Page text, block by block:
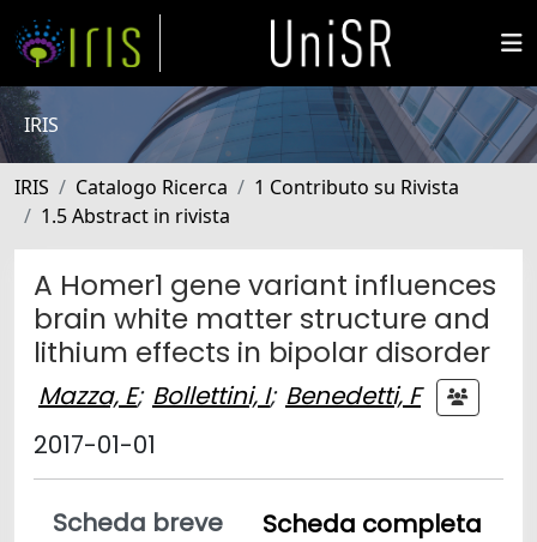
IRIS
IRIS Catalogo Ricerca
1 Contributo su Rivista
1.5 Abstract in rivista
A Homer1 gene variant influences
brain white matter structure and
lithium effects in bipolar disorder
Mazza, E; Bollettini, I; Benedetti, F
2017-01-01
Scheda breve
Scheda completa